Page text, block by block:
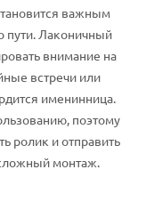
важным
пути. Лаконичный
внимание на
встречи или
именинница.
поэтому
ролик и отправить
монтаж.